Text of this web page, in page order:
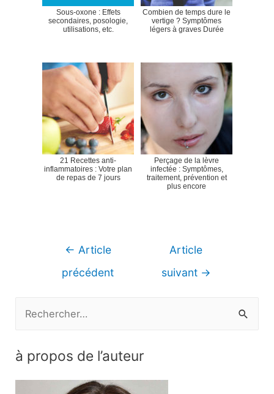
Sous-oxone : Effets
secondaires, posologie,
utilisations, etc.
Combien de temps dure le
vertige ? Symptômes
légers à graves Durée
21 Recettes anti-
inflammatoires : Votre plan
de repas de 7 jours
Perçage de la lèvre
infectée : Symptômes,
traitement, prévention et
plus encore
Navigation
← Article
précédent
Article
suivant →
h
à propos de l’auteur